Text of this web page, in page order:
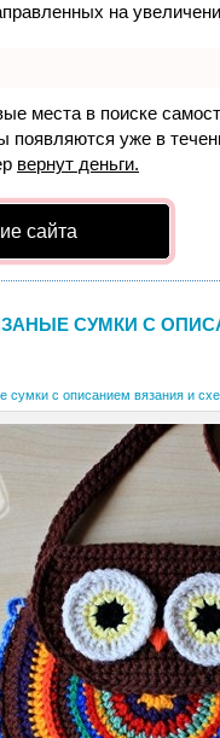
на
места в поиске
появляются уже в
вернут деньги.
сайта
СУМКИ С
сумки с описанием вязания и